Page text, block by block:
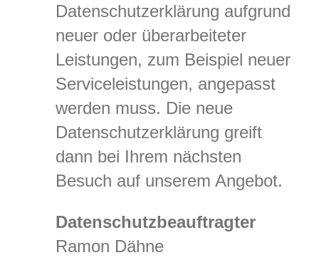
Datenschutzerklärung aufgrund
neuer oder überarbeiteter
Leistungen, zum Beispiel neuer
Serviceleistungen, angepasst
werden muss. Die neue
Datenschutzerklärung greift
dann bei Ihrem nächsten
Besuch auf unserem Angebot.
Datenschutzbeauftragter
Ramon Dähne